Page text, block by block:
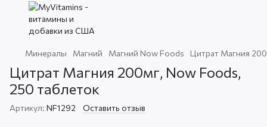
Минералы Магний Магний Now Foods Цитрат Магния
Цитрат Магния 200мг, Now Foods,
250 таблеток
Артикул: NF1292 Оставить отзыв